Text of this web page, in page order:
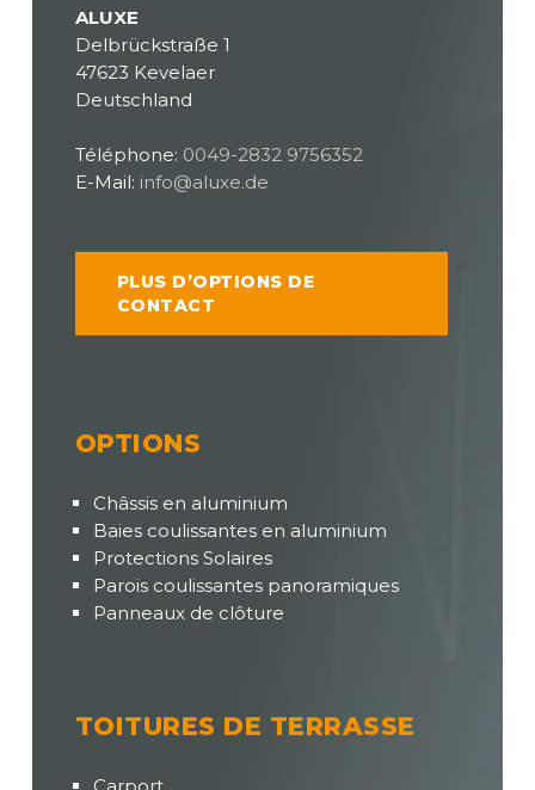
TOITURES DE TERRASSE
OPTIONS
Châssis en aluminium
Baies coulissantes en aluminium
Protections Solaires
Parois coulissantes panoramiques
Panneaux de clôture
ALUXE
Delbrückstraße 1
47623 Kevelaer
Deutschland
Téléphone: 0049-2832 9756352
E-Mail: info@aluxe.de
PLUS D’OPTIONS DE
CONTACT